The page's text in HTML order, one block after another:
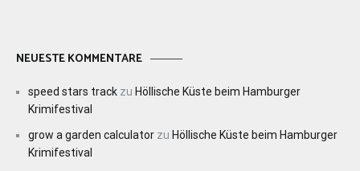
NEUESTE KOMMENTARE
speed stars track zu Höllische Küste beim Hamburger
Krimifestival
grow a garden calculator zu Höllische Küste beim Hamburger
Krimifestival